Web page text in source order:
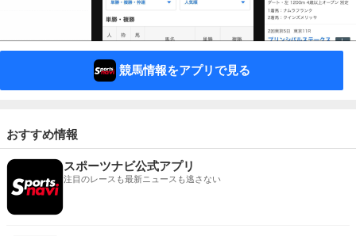
競馬情報をアプリで見る
おすすめ情報
スポーツナビ公式アプリ
注目のレースも最新ニュースも逃さない